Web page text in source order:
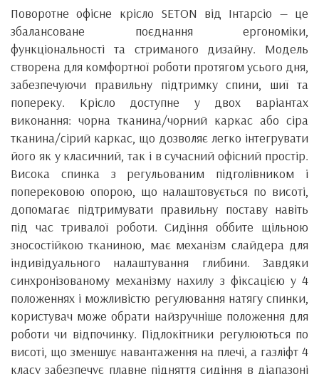
Поворотне офісне крісло SETON від Інтарсіо — це
збалансоване поєднання ергономіки,
функціональності та стриманого дизайну. Модель
створена для комфортної роботи протягом усього дня,
забезпечуючи правильну підтримку спини, шиї та
попереку. Крісло доступне у двох варіантах
виконання: чорна тканина/чорний каркас або сіра
тканина/сірий каркас, що дозволяє легко інтегрувати
його як у класичний, так і в сучасний офісний простір.
Висока спинка з регульованим підголівником і
поперековою опорою, що налаштовується по висоті,
допомагає підтримувати правильну поставу навіть
під час тривалої роботи. Сидіння оббите щільною
зносостійкою тканиною, має механізм слайдера для
індивідуального налаштування глибини. Завдяки
синхронізованому механізму нахилу з фіксацією у 4
положеннях і можливістю регулювання натягу спинки,
користувач може обрати найзручніше положення для
роботи чи відпочинку. Підлокітники регулюються по
висоті, що зменшує навантаження на плечі, а газліфт 4
класу забезпечує плавне підняття сидіння в діапазоні